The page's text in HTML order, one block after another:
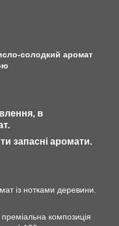
солодкий аромат
в
запасні аромати.
із нотками деревини.
композиція